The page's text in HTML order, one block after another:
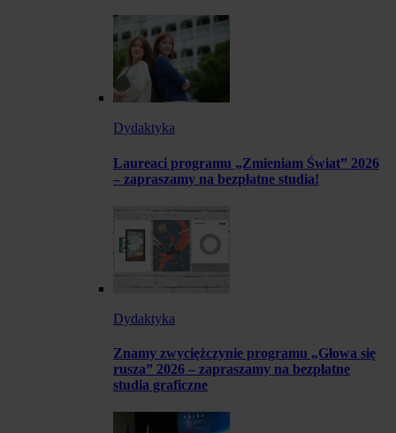
Dydaktyka
Laureaci programu „Zmieniam Świat” 2026
– zapraszamy na bezpłatne studia!
Dydaktyka
Znamy zwyciężczynie programu „Głowa się
rusza” 2026 – zapraszamy na bezpłatne
studia graficzne